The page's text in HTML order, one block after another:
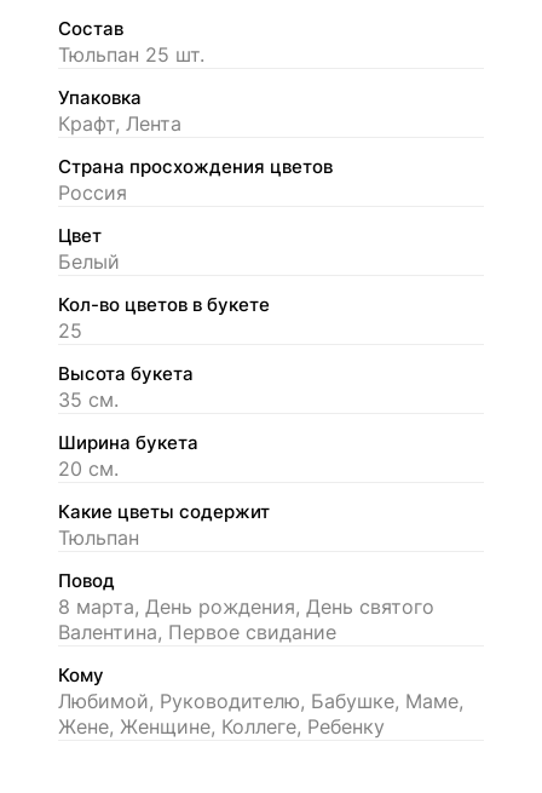
Состав
Тюльпан 25 шт.
Упаковка
Крафт, Лента
Страна просхождения цветов
Россия
Цвет
Белый
Кол-во цветов в букете
25
Высота букета
35 см.
Ширина букета
20 см.
Какие цветы содержит
Тюльпан
Повод
8 марта, День рождения, День святого
Валентина, Первое свидание
Кому
Любимой, Руководителю, Бабушке, Маме,
Жене, Женщине, Коллеге, Ребенку